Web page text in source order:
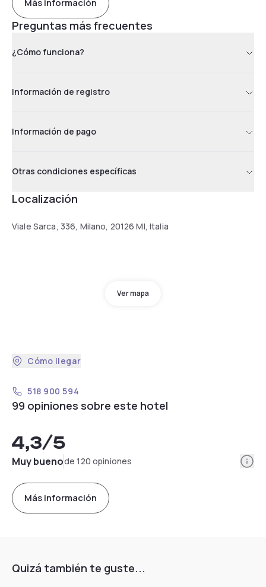
Más información
Preguntas más frecuentes
¿Cómo funciona?
Información de registro
Información de pago
Otras condiciones específicas
Localización
Viale Sarca, 336, Milano, 20126 MI, Italia
Ver mapa
Cómo llegar
518 900 594
99 opiniones sobre este hotel
4,3/5
Muy buenode 120 opiniones
Más información
Quizá también te guste...